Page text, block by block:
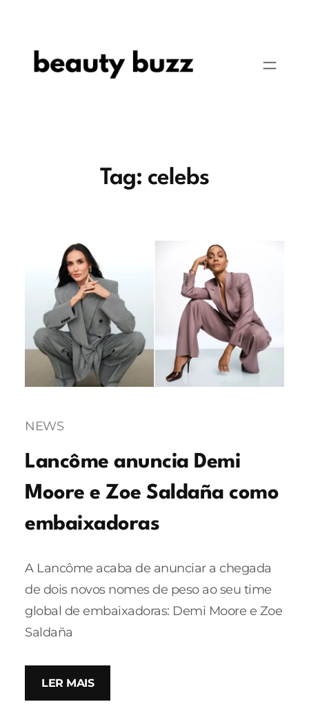
Tag: celebs
NEWS
Lancôme anuncia Demi
Moore e Zoe Saldaña como
embaixadoras
A Lancôme acaba de anunciar a chegada
de dois novos nomes de peso ao seu time
global de embaixadoras: Demi Moore e Zoe
Saldaña
LER MAIS